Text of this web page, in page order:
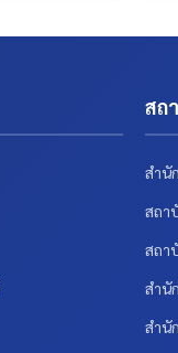
สถ
สำนั
สถา
สถา
สำนั
สำนั